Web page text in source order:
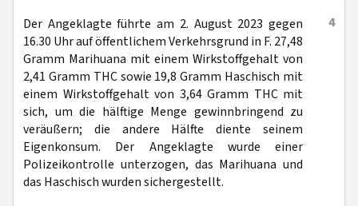
4
Der Angeklagte führte am 2. August 2023 gegen
16.30 Uhr auf öffentlichem Verkehrsgrund in F. 27,48
Gramm Marihuana mit einem Wirkstoffgehalt von
2,41 Gramm THC sowie 19,8 Gramm Haschisch mit
einem Wirkstoffgehalt von 3,64 Gramm THC mit
sich, um die hälftige Menge gewinnbringend zu
veräußern; die andere Hälfte diente seinem
Eigenkonsum. Der Angeklagte wurde einer
Polizeikontrolle unterzogen, das Marihuana und
das Haschisch wurden sichergestellt.